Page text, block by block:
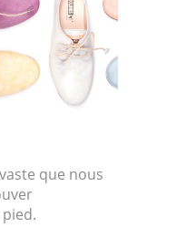
que nous